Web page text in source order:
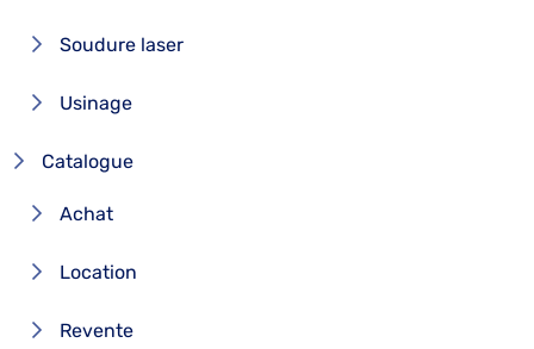
Soudure laser
Usinage
Catalogue
Achat
Location
Revente